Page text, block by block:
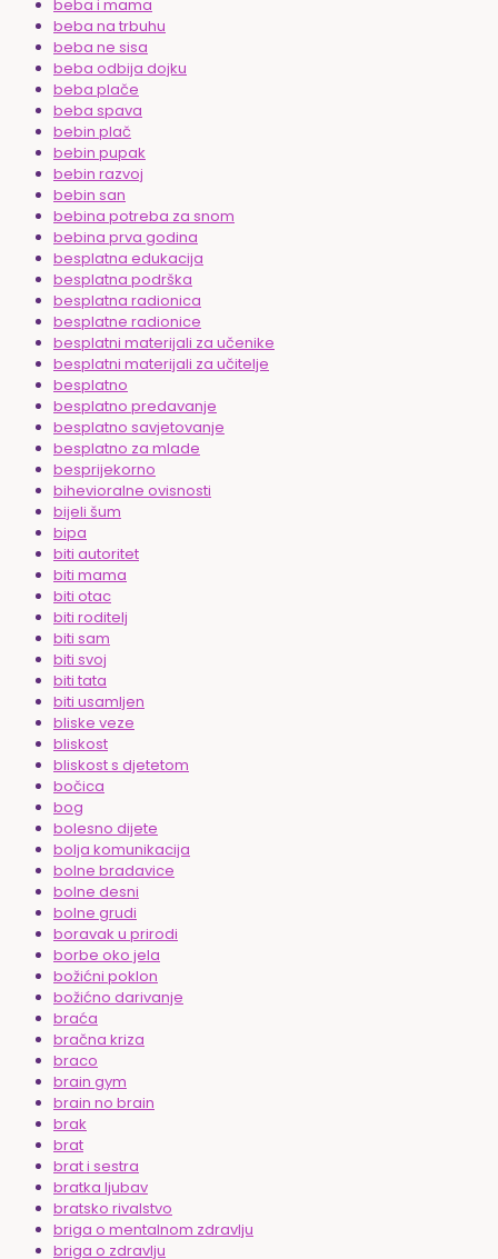
beba i mama
beba na trbuhu
beba ne sisa
beba odbija dojku
beba plače
beba spava
bebin plač
bebin pupak
bebin razvoj
bebin san
bebina potreba za snom
bebina prva godina
besplatna edukacija
besplatna podrška
besplatna radionica
besplatne radionice
besplatni materijali za učenike
besplatni materijali za učitelje
besplatno
besplatno predavanje
besplatno savjetovanje
besplatno za mlade
besprijekorno
bihevioralne ovisnosti
bijeli šum
bipa
biti autoritet
biti mama
biti otac
biti roditelj
biti sam
biti svoj
biti tata
biti usamljen
bliske veze
bliskost
bliskost s djetetom
bočica
bog
bolesno dijete
bolja komunikacija
bolne bradavice
bolne desni
bolne grudi
boravak u prirodi
borbe oko jela
božićni poklon
božićno darivanje
braća
bračna kriza
braco
brain gym
brain no brain
brak
brat
brat i sestra
bratka ljubav
bratsko rivalstvo
briga o mentalnom zdravlju
briga o zdravlju